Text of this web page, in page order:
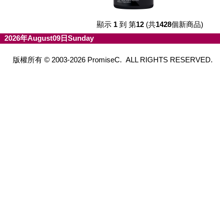
顯示 1 到 第12 (共1428個新商品)
2026年August09日Sunday
版權所有 © 2003-2026 PromiseC. ALL RIGHTS RESERVED.